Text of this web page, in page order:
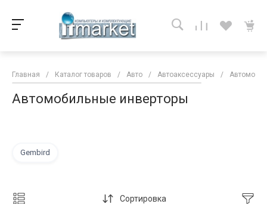
Главная / Каталог товаров / Авто / Автоаксессуары /
Автомобильные инверторы
Gembird
Сортировка